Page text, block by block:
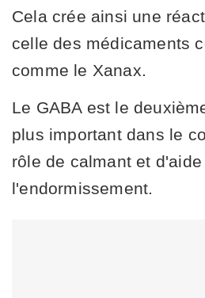
Cela crée ainsi une
celle des médicaments
comme le Xanax.
Le GABA est le
plus important dans le
rôle de calmant et d'aide
l'endormissement.